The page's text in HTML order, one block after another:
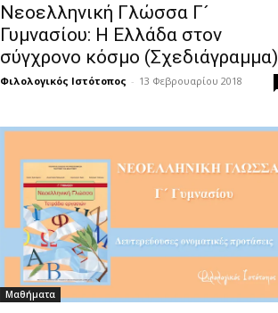
Νεοελληνική Γλώσσα Γ´
Γυμνασίου: Η Ελλάδα στον
σύγχρονο κόσμο (Σχεδιάγραμμα)
Φιλολογικός Ιστότοπος - 13 Φεβρουαρίου 2018
Μαθήματα